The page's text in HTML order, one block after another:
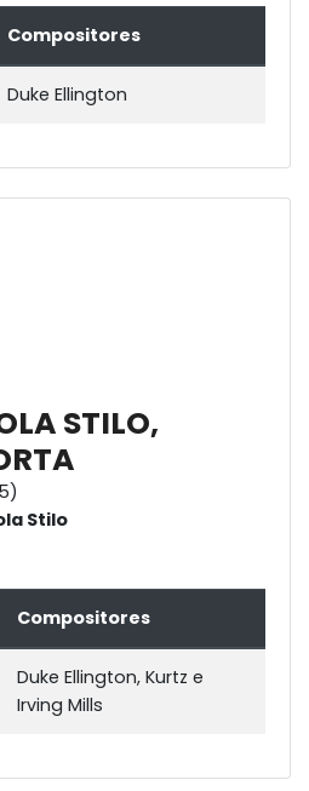
Compositores
Duke Ellington
STILO,
Stilo
Compositores
Duke Ellington, Kurtz e
Irving Mills